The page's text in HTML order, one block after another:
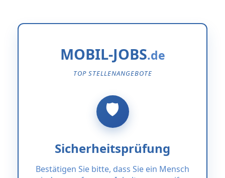
MOBIL-JOBS
TOP STELLENANGEBOTE
Sicherheitsprüfung
Bestätigen Sie bitte, dass Sie ein Mensch